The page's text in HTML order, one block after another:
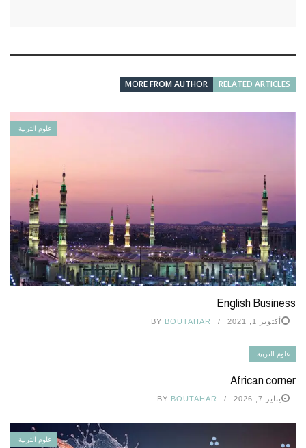
RELATED ARTICLES
MORE FROM AUTHOR
علوم التربية
English Business
أكتوبر 1, 2021 BY BOUTAHAR
علوم التربية
African corner
يناير 7, 2026 BY BOUTAHAR
علوم التربية